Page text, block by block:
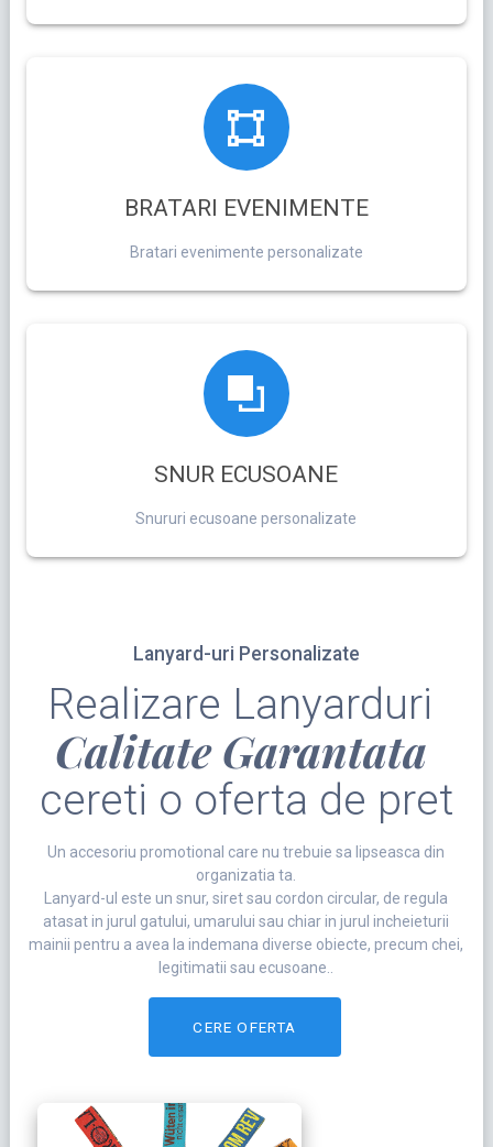
BRATARI EVENIMENTE
Bratari evenimente personalizate
SNUR ECUSOANE
Snururi ecusoane personalizate
Lanyard-uri Personalizate
Realizare Lanyarduri
Calitate Garantata
cereti o oferta de pret
Un accesoriu promotional care nu trebuie sa lipseasca din
organizatia ta.
Lanyard-ul este un snur, siret sau cordon circular, de regula
atasat in jurul gatului, umarului sau chiar in jurul incheieturii
mainii pentru a avea la indemana diverse obiecte, precum chei,
legitimatii sau ecusoane..
CERE OFERTA